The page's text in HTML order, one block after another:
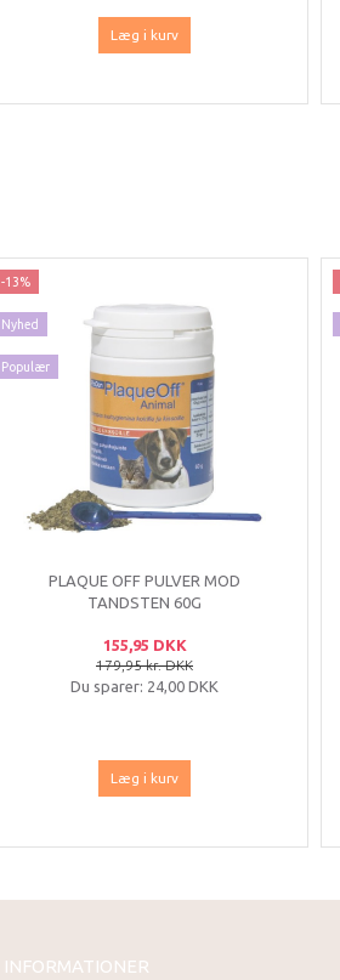
Læg i kurv
-13%
Nyhed
Populær
PLAQUE OFF PULVER MOD
TANDSTEN 60G
155,95 DKK
179,95 kr. DKK
Du sparer: 24,00 DKK
Læg i kurv
INFORMATIONER